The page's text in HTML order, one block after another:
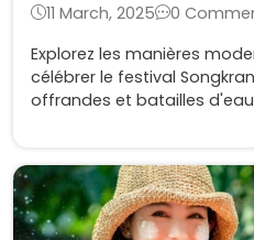
11 March, 2025
0
Explorez les manières
célébrer le festival
offrandes et batailles